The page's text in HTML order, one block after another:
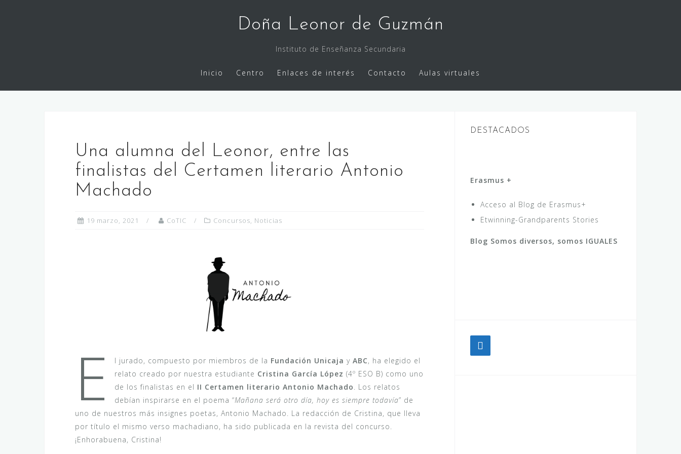
Doña Leonor de Guzmán
Instituto de Enseñanza Secundaria
Inicio Centro Enlaces de interés Contacto Aulas virtuales
Una alumna del Leonor, entre las
finalistas del Certamen literario Antonio
Machado
19 marzo, 2021 CoTIC Concursos, Noticias
E l jurado, compuesto por miembros de la Fundación Unicaja y ABC, ha elegido el
relato creado por nuestra estudiante Cristina García López (4º ESO B) como uno
de los finalistas en el II Certamen literario Antonio Machado. Los relatos
debían inspirarse en el poema “Mañana será otro día, hoy es siempre todavía” de
uno de nuestros más insignes poetas, Antonio Machado. La redacción de Cristina, que lleva
por título el mismo verso machadiano, ha sido publicada en la revista del concurso.
¡Enhorabuena, Cristina!
DESTACADOS
Erasmus +
Acceso al Blog de Erasmus+
Etwinning-Grandparents Stories
Blog Somos diversos, somos IGUALES